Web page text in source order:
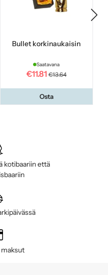
Bullet korkinaukaisin
Saatavana
€11.81 €13.64
Osta
kotibaariin että